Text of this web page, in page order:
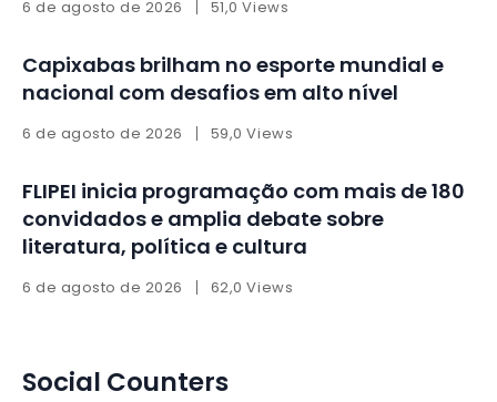
6 de agosto de 2026 51,0 Views
Capixabas brilham no esporte mundial e
nacional com desafios em alto nível
6 de agosto de 2026 59,0 Views
FLIPEI inicia programação com mais de 180
convidados e amplia debate sobre
literatura, política e cultura
6 de agosto de 2026 62,0 Views
Social Counters